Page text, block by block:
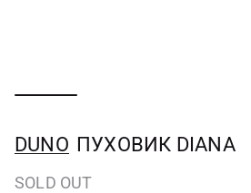
DUNO ПУХОВИК DIANA
SOLD OUT